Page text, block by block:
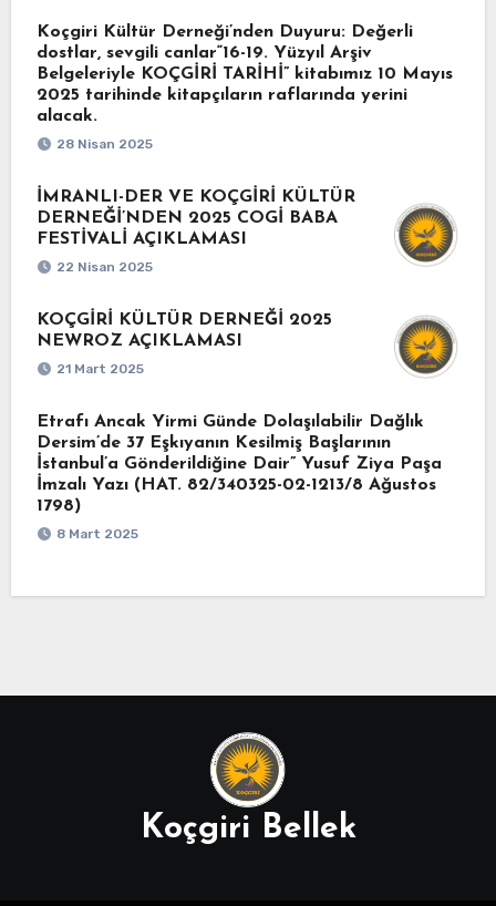
Koçgiri Kültür Derneği’nden Duyuru: Değerli
dostlar, sevgili canlar“16-19. Yüzyıl Arşiv
Belgeleriyle KOÇGİRİ TARİHİ” kitabımız 10 Mayıs
2025 tarihinde kitapçıların raflarında yerini
alacak.
28 Nisan 2025
İMRANLI-DER VE KOÇGİRİ KÜLTÜR
DERNEĞİ’NDEN 2025 COGİ BABA
FESTİVALİ AÇIKLAMASI
22 Nisan 2025
KOÇGİRİ KÜLTÜR DERNEĞİ 2025
NEWROZ AÇIKLAMASI
21 Mart 2025
Etrafı Ancak Yirmi Günde Dolaşılabilir Dağlık
Dersim’de 37 Eşkıyanın Kesilmiş Başlarının
İstanbul’a Gönderildiğine Dair” Yusuf Ziya Paşa
İmzalı Yazı (HAT. 82/340325-02-1213/8 Ağustos
1798)
8 Mart 2025
Koçgiri Bellek